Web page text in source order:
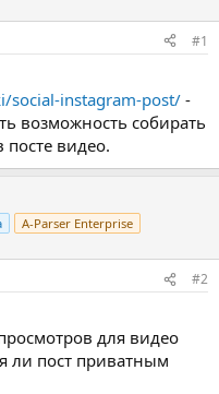
#1
social-instagram-post/ -
возможность собирать
посте видео.
A-Parser Enterprise
#2
для видео
ли пост приватным